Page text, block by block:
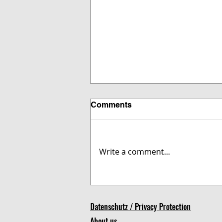
Tasmanian Tiger X-MAS
Bundle noch verfügbar
Comments
Write a comment...
Datenschutz / Privacy Protection